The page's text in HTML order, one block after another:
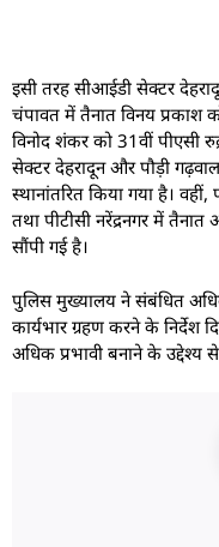
इसी तरह सीआईडी सेक्टर
चंपावत में तैनात विनय प्रकाश
विनोद शंकर को 31वीं पीएसी
सेक्टर देहरादून और पौड़ी
स्थानांतरित किया गया है।
तथा पीटीसी नरेंद्रनगर में
सौंपी गई है।
पुलिस मुख्यालय ने संबंधित
कार्यभार ग्रहण करने के निर्देश
अधिक प्रभावी बनाने के